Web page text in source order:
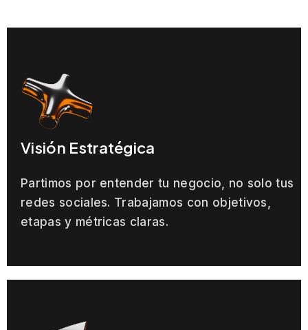
Visión Estratégica
Partimos por entender tu negocio, no solo tus
redes sociales. Trabajamos con objetivos,
etapas y métricas claras.